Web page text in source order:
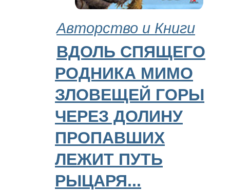
Авторство и Книги
ВДОЛЬ СПЯЩЕГО
РОДНИКА МИМО
ЗЛОВЕЩЕЙ ГОРЫ
ЧЕРЕЗ ДОЛИНУ
ПРОПАВШИХ
ЛЕЖИТ ПУТЬ
РЫЦАРЯ...